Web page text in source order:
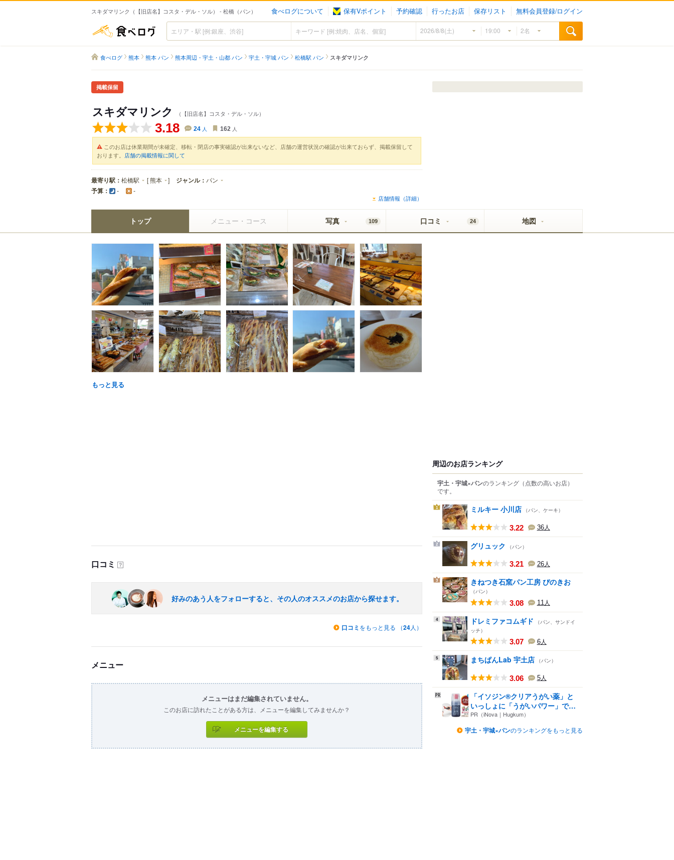
スキダマリンク（【旧店名】コスタ・デル・ソル） - 松橋（パン） 食べログについて 保有Vポイント 予約確認 行ったお店 保存リスト 無料会員登録/ログイン
食べログ
食べログ 熊本 熊本 パン 熊本周辺・宇土・山都 パン 宇土・宇城 パン 松橋駅 パン スキダマリンク
掲載保留
スキダマリンク （【旧店名】コスタ・デル・ソル）
3.18 24 人 162 人
このお店は休業期間が未確定、移転・閉店の事実確認が出来ないなど、店舗の運営状況の確認が出来ておらず、掲載保留して
おります。 店舗の掲載情報に関して
最寄り駅： 松橋駅 [熊本 ] ジャンル： パン
予算： - -
店舗情報（詳細）
トップ メニュー・コース 写真 109 口コミ 24 地図
もっと見る
口コミ ？
好みのあう人をフォローすると、その人のオススメのお店から探せます。
口コミ をもっと見る （24人）
メニュー
メニューはまだ編集されていません。
このお店に訪れたことがある方は、メニューを編集してみませんか？
メニューを編集する
周辺のお店ランキング
宇土・宇城×パンのランキング （点数の高いお店）
です。
1 ミルキー 小川店 （パン、ケーキ）
3.22 36人
2 グリュック （パン）
3.21 26人
3 きねつき石窯パン工房 ぴのきお
（パン）
3.08 11人
4 ドレミファコムギド
（パン、サンドイ
ッチ）
3.07 6人
5 まちぱんLab 宇土店 （パン）
3.06 5人
「イソジン®クリアうがい薬」と
いっしょに「うがいパワー」で
一...
PR（iNova｜Hugkum）
宇土・宇城×パンのランキングをもっと見る